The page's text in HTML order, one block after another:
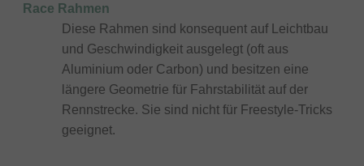
Race Rahmen
Diese Rahmen sind konsequent auf Leichtbau
und Geschwindigkeit ausgelegt (oft aus
Aluminium oder Carbon) und besitzen eine
längere Geometrie für Fahrstabilität auf der
Rennstrecke. Sie sind nicht für Freestyle-Tricks
geeignet.